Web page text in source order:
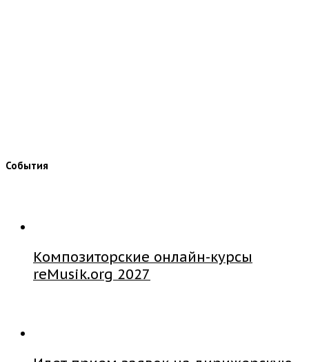
События
Композиторские онлайн-курсы
reMusik.org 2027